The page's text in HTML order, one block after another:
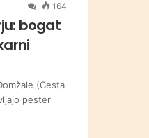
164
bogat
(Cesta
pester